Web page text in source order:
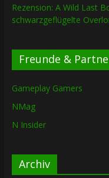
Rezension: A Wild Last
schwarzgeflügelte
Freunde &
Gameplay Gamers
NMag
N Insider
Archiv